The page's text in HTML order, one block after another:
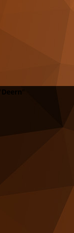
Deern"